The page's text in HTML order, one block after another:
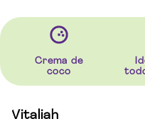
Crema de
coco
Vitaliah